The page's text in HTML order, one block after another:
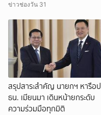
ข่าวช่องวัน 31
สรุปสาระสำคัญ นายกฯ หารือป
ธน. เมียนมา เดินหน้ายกระดับ
ความร่วมมือทุกมิติ